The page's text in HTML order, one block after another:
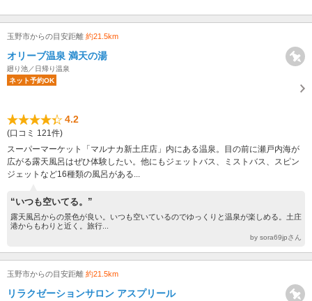
玉野市からの目安距離 約21.5km
オリーブ温泉 満天の湯
廻り池／日帰り温泉
ネット予約OK
4.2
(口コミ 121件)
スーパーマーケット「マルナカ新土庄店」内にある温泉。目の前に瀬戸内海が
広がる露天風呂はぜひ体験したい。他にもジェットバス、ミストバス、スピン
ジェットなど16種類の風呂がある...
“いつも空いてる。”
露天風呂からの景色が良い。いつも空いているのでゆっくりと温泉が楽しめる。土庄
港からもわりと近く。旅行...
by sora69jpさん
玉野市からの目安距離 約21.5km
リラクゼーションサロン アスプリール